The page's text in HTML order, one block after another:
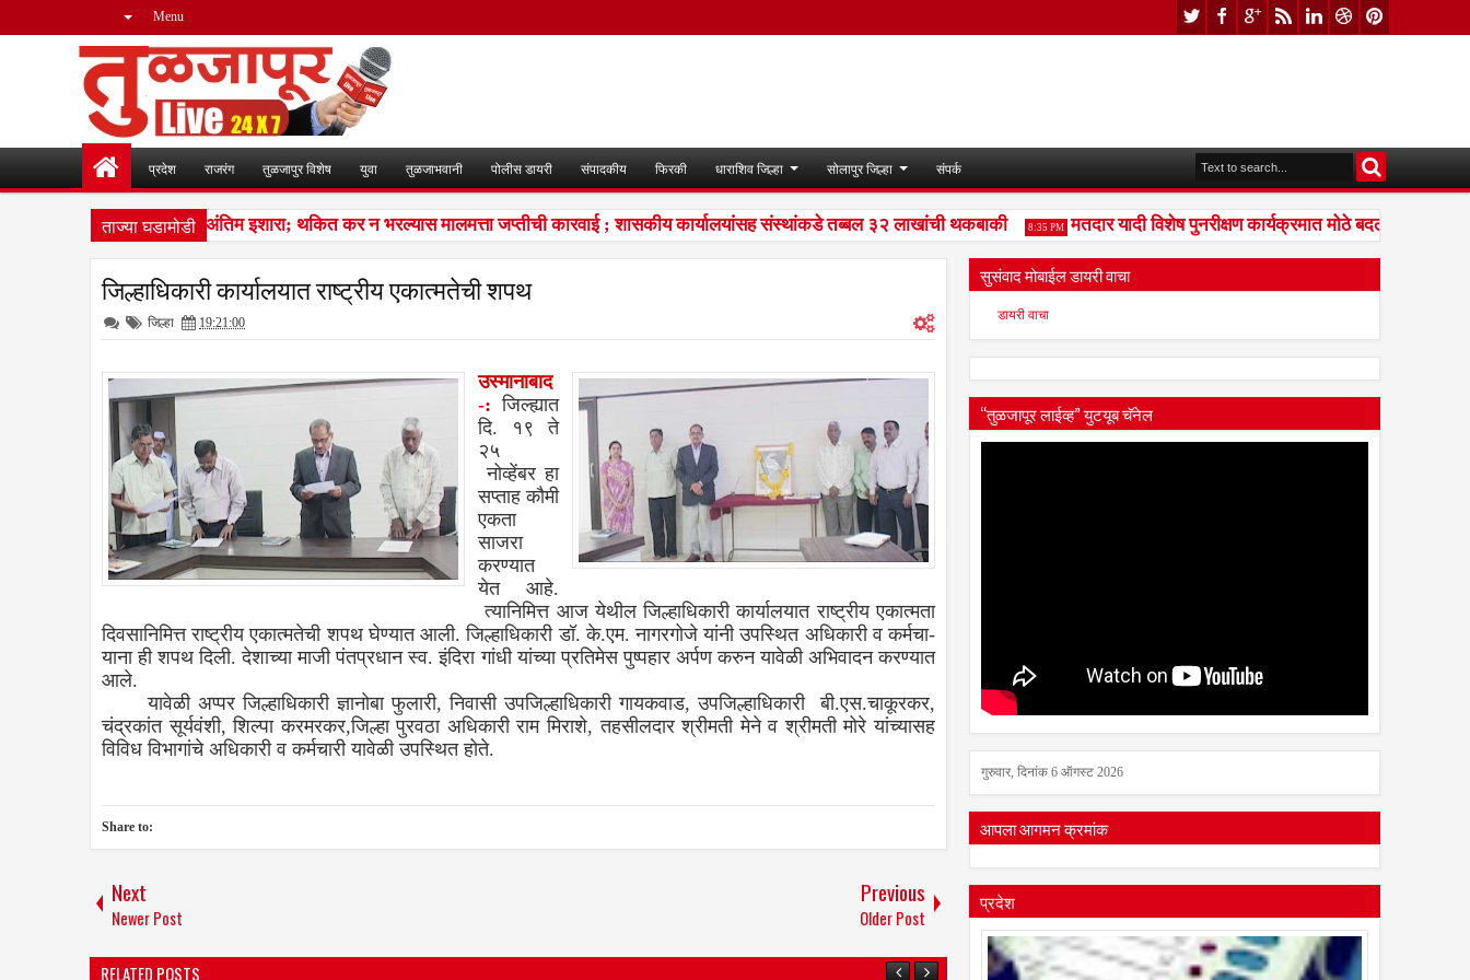
Menu
प्रदेश राजरंग तुळजापुर विशेष युवा तुळजाभवानी पोलीस डायरी संपादकीय फिरकी धाराशिव जिल्हा सोलापुर जिल्हा संपर्क
ताज्या घडामोडी
थकबाकीदारांना पालिकेचा अंतिम इशारा; थकित कर न भरल्यास मालमत्ता जप्तीची कारवाई ; शासकीय कार्यालयांसह संस्थांकडे तब्बल ३२ लाखांची थकबाकी 8:35 PM मतदार यादी विशेष पुनरीक्षण कार्यक्रमात मोठे बदल; भारत
जिल्हाधिकारी कार्यालयात राष्ट्रीय एकात्मतेची शपथ
जिल्हा 19:21:00
उस्मानाबाद
-: जिल्ह्यात
दि. १९ ते
२५
नोव्हेंबर हा
सप्ताह कौमी
एकता
साजरा
करण्यात
येत आहे.
त्यानिमित्त आज येथील जिल्हाधिकारी कार्यालयात राष्ट्रीय एकात्मता
दिवसानिमित्त राष्ट्रीय एकात्मतेची शपथ घेण्यात आली. जिल्हाधिकारी डॉ. के.एम. नागरगोजे यांनी उपस्थित अधिकारी व कर्मचा-
याना ही शपथ दिली. देशाच्या माजी पंतप्रधान स्व. इंदिरा गांधी यांच्या प्रतिमेस पुष्पहार अर्पण करुन यावेळी अभिवादन करण्यात
आले.
यावेळी अप्पर जिल्हाधिकारी ज्ञानोबा फुलारी, निवासी उपजिल्हाधिकारी गायकवाड, उपजिल्हाधिकारी बी.एस.चाकूरकर,
चंद्रकांत सूर्यवंशी, शिल्पा करमरकर,जिल्हा पुरवठा अधिकारी राम मिराशे, तहसीलदार श्रीमती मेने व श्रीमती मोरे यांच्यासह
विविध विभागांचे अधिकारी व कर्मचारी यावेळी उपस्थित होते.
Share to:
Next
Newer Post
Previous
Older Post
RELATED POSTS
सुसंवाद मोबाईल डायरी वाचा
डायरी वाचा
“तुळजापूर लाईव्ह” युटयूब चॅनेल
गुरुवार, दिनांक 6 ऑगस्ट 2026
आपला आगमन क्रमांक
प्रदेश